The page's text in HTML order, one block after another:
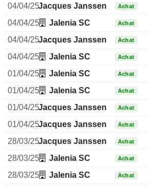
04/04/25Jacques Janssen Achat
04/04/25
Jalenia SC Achat
04/04/25Jacques Janssen Achat
04/04/25
Jalenia SC Achat
01/04/25
Jalenia SC Achat
01/04/25
Jalenia SC Achat
01/04/25Jacques Janssen Achat
01/04/25Jacques Janssen Achat
28/03/25Jacques Janssen Achat
28/03/25
Jalenia SC Achat
28/03/25
Jalenia SC Achat